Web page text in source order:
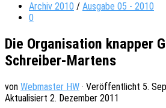
Archiv 2010 / Ausgabe 05 - 2010
0
Die Organisation knapper
Schreiber-Martens
von Webmaster HW · Veröffentlicht 5.
Aktualisiert 2. Dezember 2011